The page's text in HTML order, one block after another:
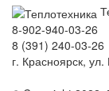
8-902-940-03-26
8 (391) 240-03-26
г. Красноярск,